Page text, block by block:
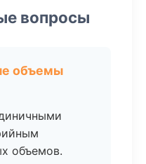
вопросы
объемы
объемов.